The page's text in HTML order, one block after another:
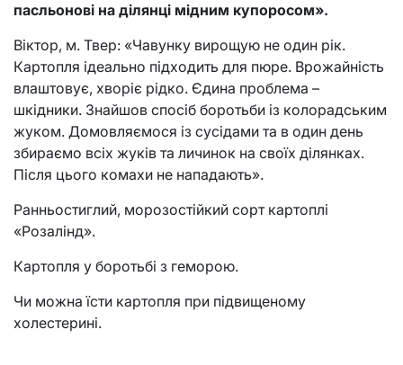
пасльонові на ділянці мідним купоросом».
Віктор, м. Твер: «Чавунку вирощую не один рік.
Картопля ідеально підходить для пюре. Врожайність
влаштовує, хворіє рідко. Єдина проблема –
шкідники. Знайшов спосіб боротьби із колорадським
жуком. Домовляємося із сусідами та в один день
збираємо всіх жуків та личинок на своїх ділянках.
Після цього комахи не нападають».
Ранньостиглий, морозостійкий сорт картоплі
«Розалінд».
Картопля у боротьбі з геморою.
Чи можна їсти картопля при підвищеному
холестерині.